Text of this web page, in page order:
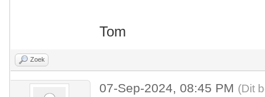
Tom
Zoek
07-Sep-2024, 08:45 PM (Dit